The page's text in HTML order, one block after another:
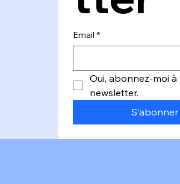
tter
Oui, abonnez-moi à
newsletter.